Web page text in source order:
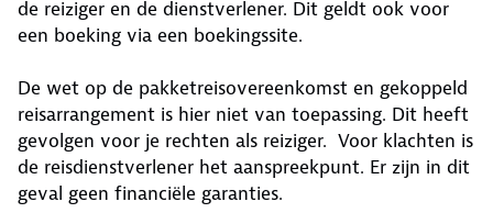
de reiziger en de dienstverlener. Dit geldt ook voor
een boeking via een boekingssite.
De wet op de pakketreisovereenkomst en gekoppeld
reisarrangement is hier niet van toepassing. Dit heeft
gevolgen voor je rechten als reiziger. Voor klachten is
de reisdienstverlener het aanspreekpunt. Er zijn in dit
geval geen financiële garanties.